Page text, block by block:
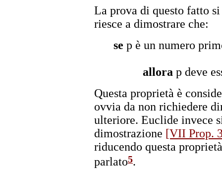
La prova di questo fatto
riesce a dimostrare che:
se p è un numero
allora p deve
Questa proprietà è
ovvia da non richiedere
ulteriore. Euclide invece
dimostrazione [VII Prop.
riducendo questa
parlato5.